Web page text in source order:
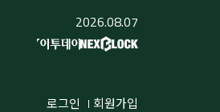
2026.08.07
로그인 회원가입